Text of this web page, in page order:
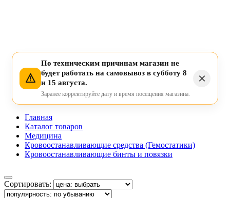
По техническим причинам магазин не
будет работать на самовывоз в субботу 8
и 15 августа.
Заранее корректируйте дату и время посещения магазина.
Главная
Каталог товаров
Медицина
Кровоостанавливающие средства (Гемостатики)
Кровоостанавливающие бинты и повязки
Сортировать: